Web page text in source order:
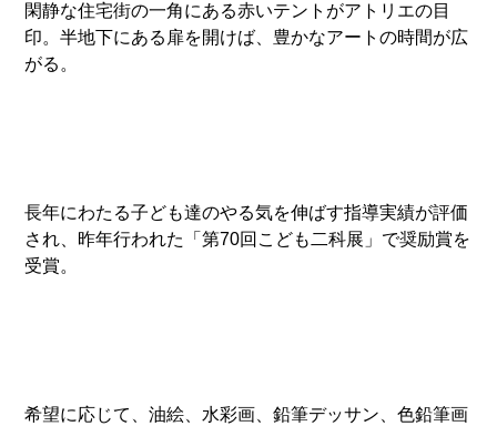
閑静な住宅街の一角にある赤いテントがアトリエの目
印。半地下にある扉を開けば、豊かなアートの時間が広
がる。
長年にわたる子ども達のやる気を伸ばす指導実績が評価
され、昨年行われた「第70回こども二科展」で奨励賞を
受賞。
希望に応じて、油絵、水彩画、鉛筆デッサン、色鉛筆画